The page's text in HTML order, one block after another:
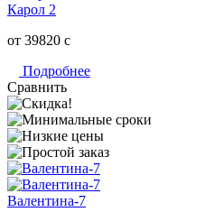
Карол 2
от 39820 c
Подробнее
Сравнить
Валентина-7